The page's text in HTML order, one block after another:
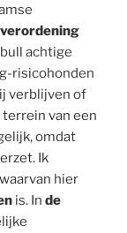
achtige
risicohonden
verblijven of
van een
omdat
Ik
hier
is. In de